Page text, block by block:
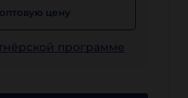
цену
программе